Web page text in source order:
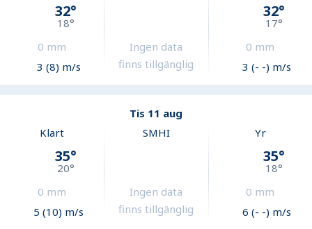
32°
18°
0 mm
3 (8) m/s
Ingen data
finns tillgänglig
32°
17°
0 mm
3 (- -) m/s
Tis 11 aug
Klart
35°
20°
0 mm
5 (10) m/s
SMHI
Ingen data
finns tillgänglig
Yr
35°
18°
0 mm
6 (- -) m/s